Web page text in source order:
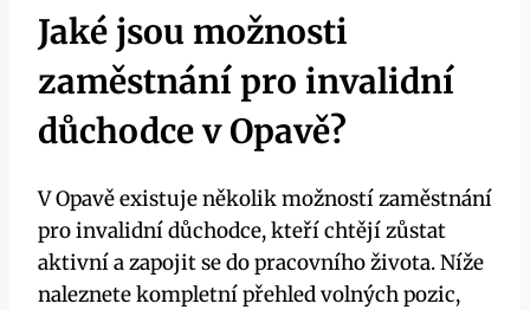
Jaké jsou možnosti
zaměstnání pro invalidní
důchodce v Opavě?
V Opavě existuje několik možností zaměstnání
pro invalidní důchodce, kteří chtějí zůstat
aktivní a zapojit se do pracovního života. Níže
naleznete kompletní přehled volných pozic,